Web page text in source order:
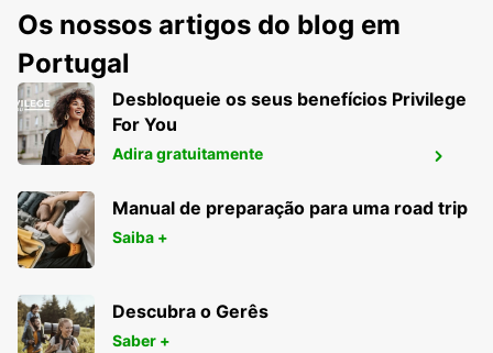
CHANDIGARH - INDIA
CHANDIGARH INTERNATIONAL AIRPORT
CHANDIGARH - INDIA
Os nossos artigos do blog em
Portugal
Desbloqueie os seus benefícios Privilege
For You
Adira gratuitamente
Manual de preparação para uma road trip
Saiba +
Descubra o Gerês
Saber +